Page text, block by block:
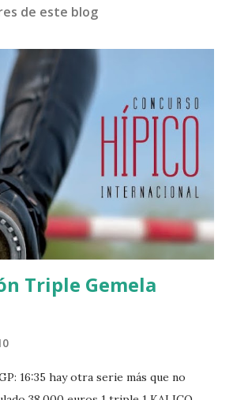
de este blog
Triple Gemela
16:35 hay otra serie más que no